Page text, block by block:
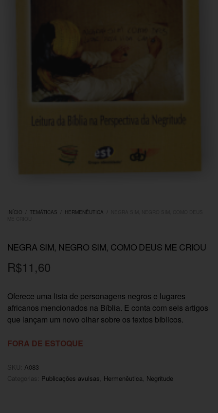
INÍCIO TEMÁTICAS HERMENÊUTICA
NEGRA SIM, NEGRO SIM, COMO DEUS ME CRIOU
R$11,60
Oferece uma lista de personagens negros e lugares
africanos mencionados na Bíblia. E conta com seis artigos
que lançam um novo olhar sobre os textos bíblicos.
FORA DE ESTOQUE
SKU: A083
Categorias: Publicações avulsas Hermenêutica Negritude